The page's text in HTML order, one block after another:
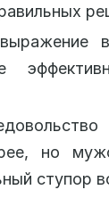
но
ступор